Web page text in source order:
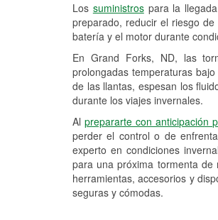
Los suministrospara la
preparado, reducir el riesgo
batería y el motor durante
En Grand Forks, ND, las
prolongadas temperaturas
de las llantas, espesan los
durante los viajes invernales.
Alprepararte con anticipación
perder el control o de
experto en condiciones
para una próxima tormenta de
herramientas, accesorios y
seguras y cómodas.